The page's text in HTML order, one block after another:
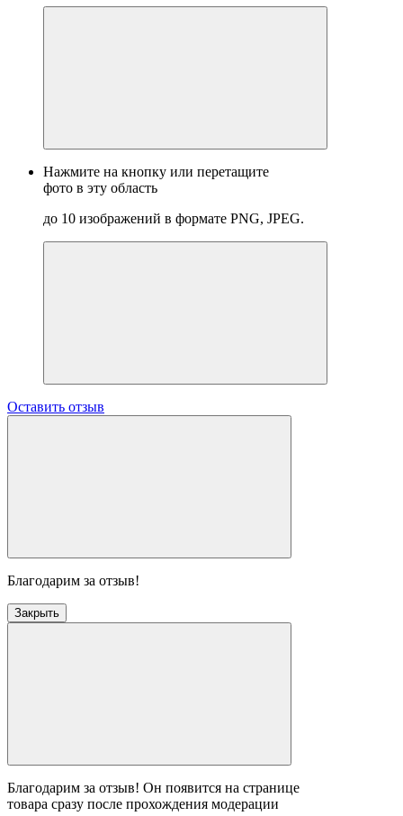
Нажмите на кнопку или перетащите
фото в эту область
до 10 изображений в формате PNG, JPEG.
Оставить отзыв
Благодарим за отзыв!
Закрыть
Благодарим за отзыв! Он появится на странице
товара сразу после прохождения модерации